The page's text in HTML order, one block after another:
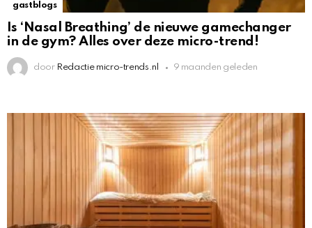
gastblogs
Is ‘Nasal Breathing’ de nieuwe gamechanger
in de gym? Alles over deze micro-trend!
door Redactie micro-trends.nl 9 maanden geleden